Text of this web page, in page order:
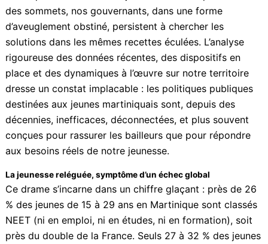
Alors que l’exclusion de la jeunesse martiniquaise
atteint des sommets, nos gouvernants, dans une
forme d’aveuglement obstiné, persistent à chercher
les solutions dans les mêmes recettes éculées.
L’analyse rigoureuse des données récentes, des
dispositifs en place et des dynamiques à l’œuvre sur
notre territoire dresse un constat implacable : les
politiques publiques destinées aux jeunes martiniquais
sont, depuis des décennies, inefficaces,
déconnectées, et plus souvent conçues pour rassurer
notre jeunesse.
La jeunesse reléguée, symptôme d’un échec global
Ce drame s’incarne dans un chiffre glaçant : près de
26 % des jeunes de 15 à 29 ans en Martinique sont